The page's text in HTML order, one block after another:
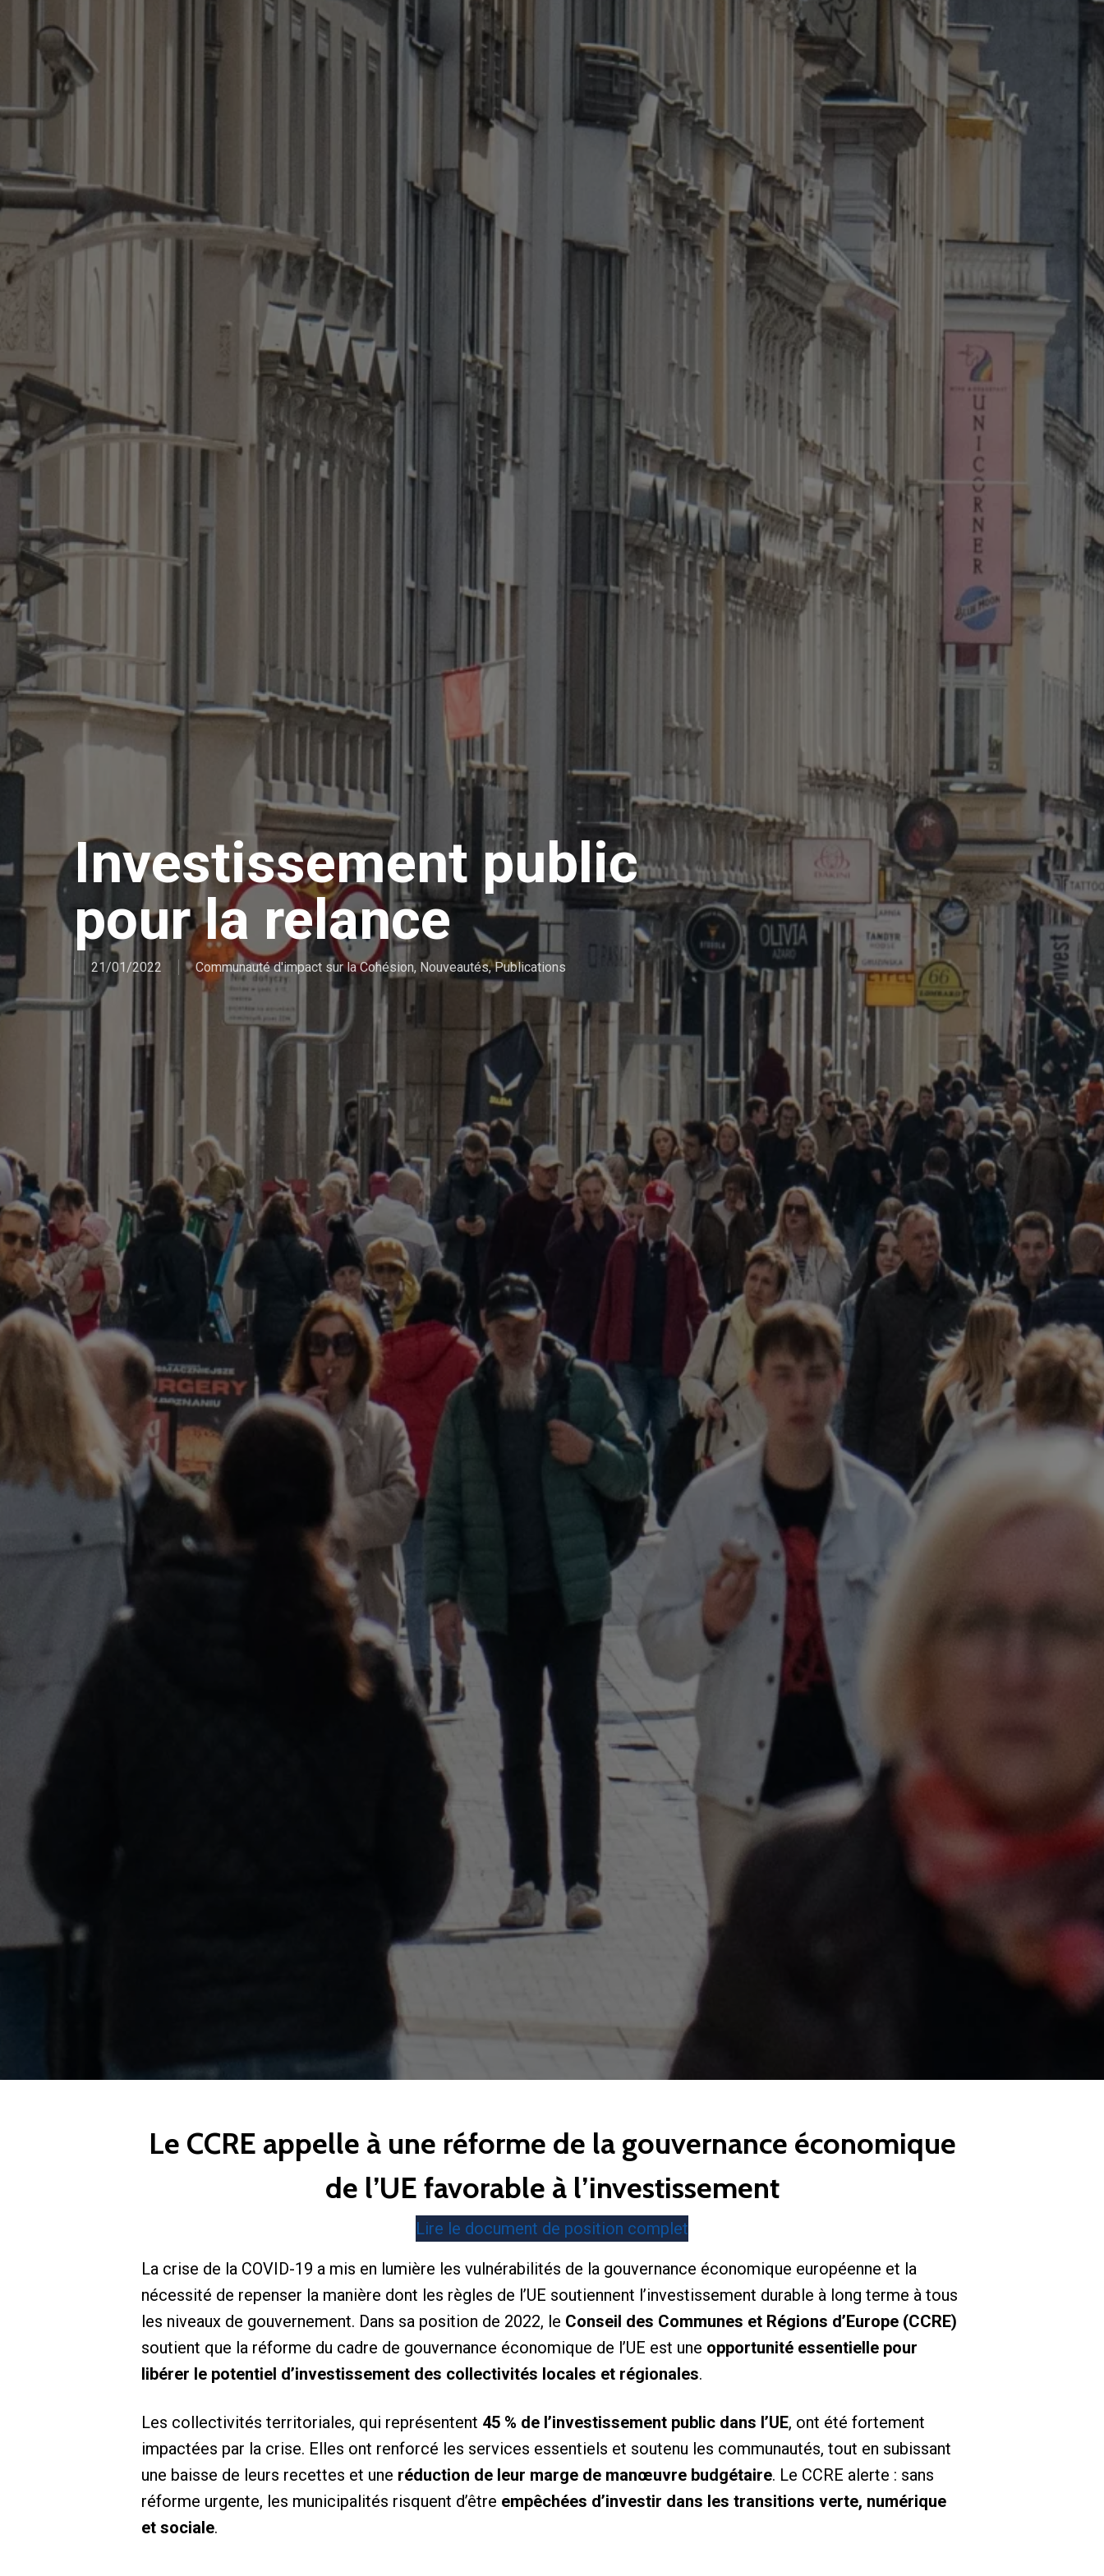
Investissement public
pour la relance
21/01/2022 Communauté d'impact sur la Cohésion, Nouveautés,Publications
Le CCRE appelle à une réforme de la gouvernance économique
de l’UE favorable à l’investissement
Lire le document de position complet
La crise de la COVID-19 a mis en lumière les vulnérabilités de la gouvernance économique européenne et la
nécessité de repenser la manière dont les règles de l’UE soutiennent l’investissement durable à long terme à tous
les niveaux de gouvernement. Dans sa position de 2022, le Conseil des Communes et Régions d’Europe (CCRE)
soutient que la réforme du cadre de gouvernance économique de l’UE est une opportunité essentielle pour
libérer le potentiel d’investissement des collectivités locales et régionales.
Les collectivités territoriales, qui représentent 45 % de l’investissement public dans l’UE, ont été fortement
impactées par la crise. Elles ont renforcé les services essentiels et soutenu les communautés, tout en subissant
une baisse de leurs recettes et une réduction de leur marge de manœuvre budgétaire. Le CCRE alerte : sans
réforme urgente, les municipalités risquent d’être empêchées d’investir dans les transitions verte, numérique
et sociale.